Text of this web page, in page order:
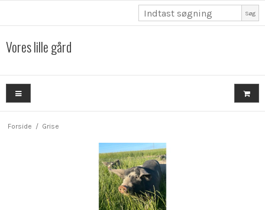
Søg
Vores lille gård
Forside / Grise